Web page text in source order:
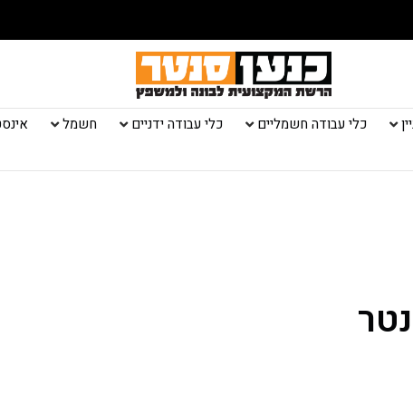
כלי עבודה חשמליים כלי עבודה ידניים חשמל